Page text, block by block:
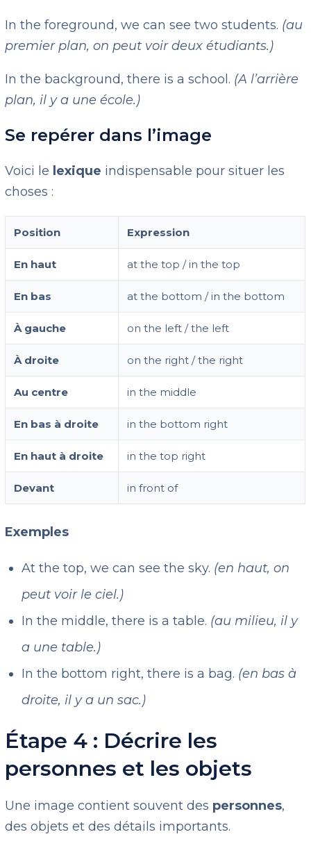
In the foreground, we can see two students. (au
premier plan, on peut voir deux étudiants.)
In the background, there is a school. (A l’arrière
plan, il y a une école.)
Se repérer dans l’image
Voici le lexique indispensable pour situer les
choses :
Position Expression
En haut at the top / in the top
En bas at the bottom / in the bottom
À gauche on the left / the left
À droite on the right / the right
Au centre in the middle
En bas à droite in the bottom right
En haut à droite in the top right
Devant in front of
Exemples
At the top, we can see the sky. (en haut, on
peut voir le ciel.)
In the middle, there is a table. (au milieu, il y
a une table.)
In the bottom right, there is a bag. (en bas à
droite, il y a un sac.)
Étape 4 : Décrire les
personnes et les objets
Une image contient souvent des personnes,
des objets et des détails importants.